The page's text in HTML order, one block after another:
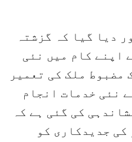
دیا گیا کہ گزشتہ
اپنے کام میں نئی
مضبوط ملک کی تعمیر
نئی خدمات انجام
کی گئی ہے کہ
کی جدیدکاری کو